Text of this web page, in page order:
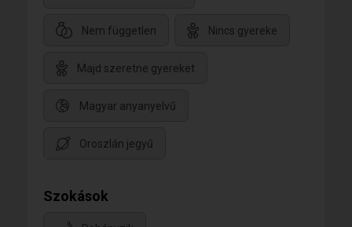
Nem független Nincs gyereke
Majd szeretne gyereket
Magyar anyanyelvű
Oroszlán jegyű
Szokások